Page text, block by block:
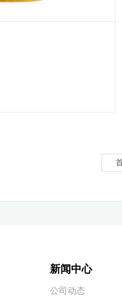
新闻中心
公司动态